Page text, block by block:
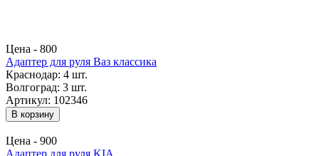
Цена - 800
Адаптер для руля Ваз классика
Краснодар: 4 шт.
Волгоград: 3 шт.
Артикул: 102346
В корзину
Цена - 900
Адаптер для руля KIA